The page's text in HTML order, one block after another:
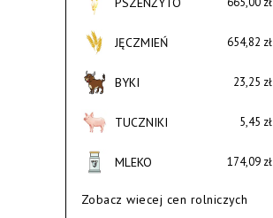
JĘCZMIEŃ 654,82 zł
BYKI 23,25 zł
TUCZNIKI 5,45 zł
MLEKO 174,09 zł
Zobacz wiecej cen rolniczych